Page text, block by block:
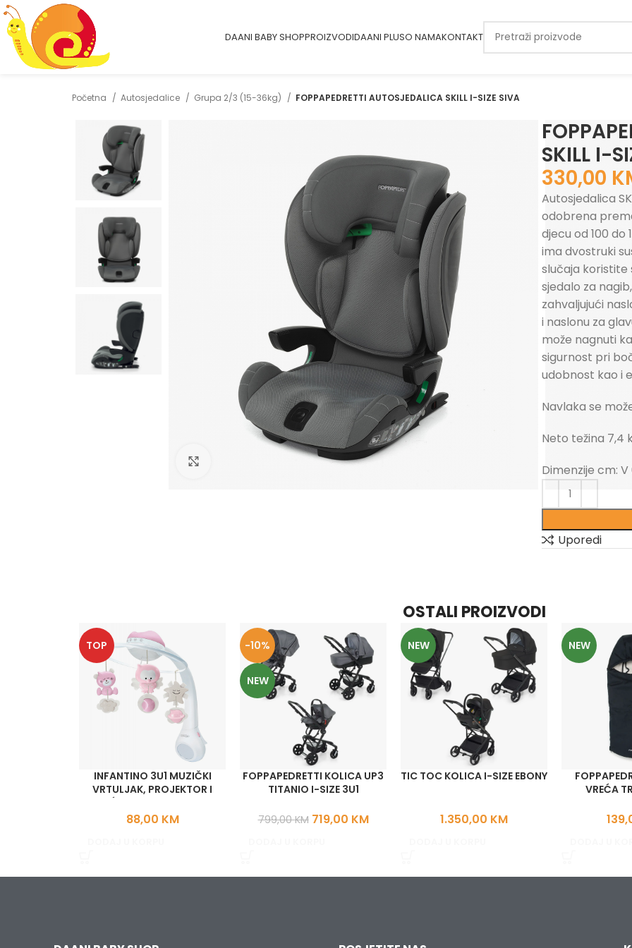
DAANI BABY SHOPPROIZVODIDAANI PLUSO NAMAKONTAKT
Početna Autosjedalice Grupa 2/3 (15-36kg) FOPPAPEDRETTI AUTOSJEDALICA SKILL I-SIZE SIVA
SKILL I-
330,00
Autosjedalica
odobrena
djecu od 100 do
ima dvostruki
slučaja koristite
sjedalo za
zahvaljujući
i naslonu za
može nagnuti
sigurnost pri
udobnost kao i
Navlaka se
Neto težina 7,4
Dimenzije cm:
Uporedi
OSTALI PROIZVODI
TOP
INFANTINO 3U1 MUZIČKI
VRTULJAK, PROJEKTOR I
88,00 KM
-10%
NEW
FOPPAPEDRETTI KOLICA UP3
TITANIO I-SIZE 3U1
799,00KM 719,00 KM
NEW
TIC TOC KOLICA I-SIZE EBONY
1.350,00 KM
NEW
VREĆA